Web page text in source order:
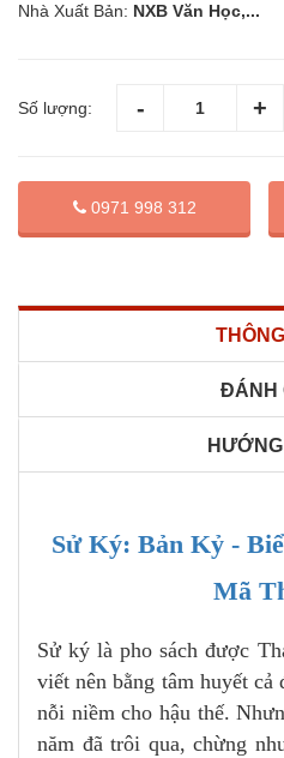
Nhà Xuất Bản: NXB Văn Học,...
Số lượng:
0971 998 312
ĐÁNH
Sử Ký: Bản Kỷ -
Mã
Sử ký là pho sách được
viết nên bằng tâm huyết
nỗi niềm cho hậu thế.
năm đã trôi qua, chừng